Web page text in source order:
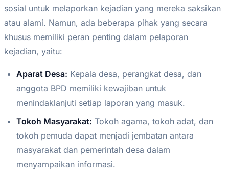
sosial untuk melaporkan kejadian yang mereka saksikan
atau alami. Namun, ada beberapa pihak yang secara
khusus memiliki peran penting dalam pelaporan
kejadian, yaitu:
Aparat Desa: Kepala desa, perangkat desa, dan
anggota BPD memiliki kewajiban untuk
menindaklanjuti setiap laporan yang masuk.
Tokoh Masyarakat: Tokoh agama, tokoh adat, dan
tokoh pemuda dapat menjadi jembatan antara
masyarakat dan pemerintah desa dalam
menyampaikan informasi.